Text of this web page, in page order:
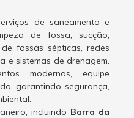
de saneamento e
de fossa, sucção,
fossas sépticas, redes
e sistemas de drenagem.
modernos, equipe
garantindo segurança,
incluindo Barra da